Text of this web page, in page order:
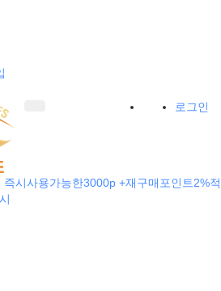
로그인
시사용가능한3000p +재구매포인트2%적